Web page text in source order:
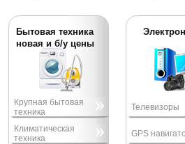
Бытовая техника
новая и б/у цены
Крупная бытовая
техника
Климатическая
техника
Телевизоры
GPS